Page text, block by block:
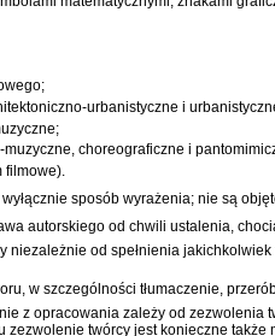
urbanistyczne i
choreograficzne i
sposób wyrażenia; nie są
autorskiego od chwili ustalenia,
niezależnie od spełnienia
w szczególności tłumaczenie,
z opracowania zależy od zezwolenia
zezwolenie twórcy jest konieczne